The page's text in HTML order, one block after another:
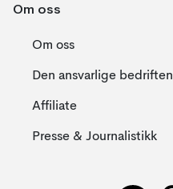
Om oss
Om oss
Den ansvarlige bedriften
Affiliate
Presse & Journalistikk